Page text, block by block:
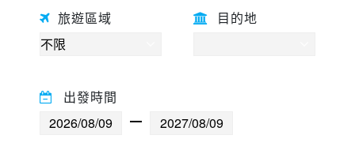
世界臻旅
旅遊區域 目的地
出發時間